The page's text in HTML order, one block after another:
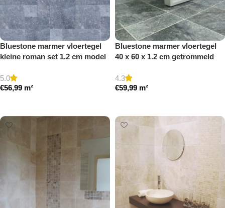
Bluestone marmer vloertegel
kleine roman set 1.2 cm model
5.0
€56,99 m²
Bluestone marmer vloertegel
40 x 60 x 1.2 cm getrommeld
4.3
€59,99 m²